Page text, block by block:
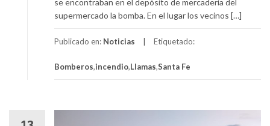
se encontraban en el depósito de mercadería del
supermercado la bomba. En el lugar los vecinos […]
Publicado en: Noticias Etiquetado:
Bomberos,incendio,Llamas,Santa Fe